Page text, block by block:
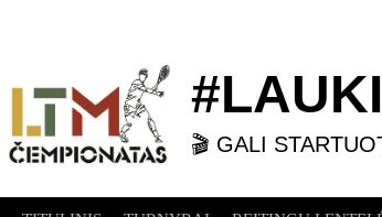
🎬 GALI